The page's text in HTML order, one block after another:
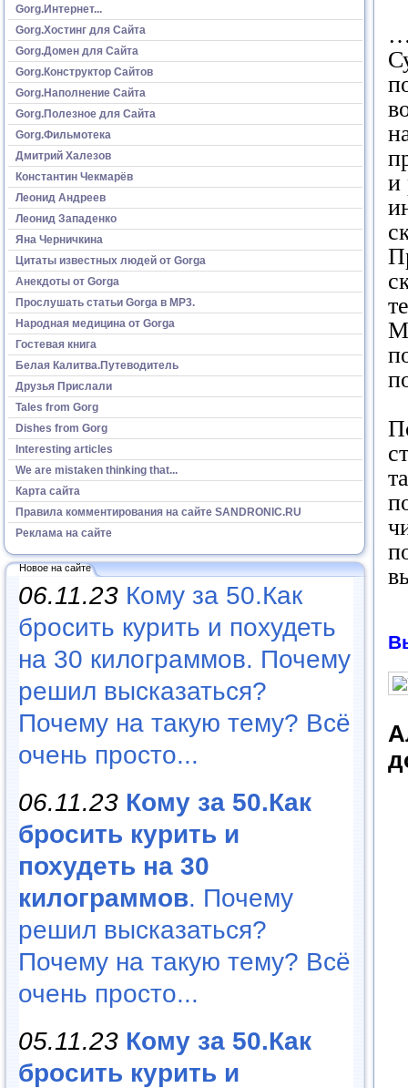
Gorg.Интернет...
Gorg.Хостинг для Сайта
Gorg.Домен для Сайта
Gorg.Конструктор Сайтов
Gorg.Наполнение Сайта
Gorg.Полезное для Сайта
Gorg.Фильмотека
Дмитрий Халезов
Константин Чекмарёв
Леонид Андреев
Леонид Западенко
Яна Черничкина
Цитаты известных людей от Gorga
Анекдоты от Gorga
Прослушать статьи Gorga в МР3.
Народная медицина от Gorga
Гостевая книга
Белая Калитва.Путеводитель
Друзья Прислали
Tales from Gorg
Dishes from Gorg
Interesting articles
We are mistaken thinking that...
Карта сайта
Правила комментирования на сайте SANDRONIC.RU
Реклама на сайте
Новое на сайте
06.11.23 Кому за 50.Как
бросить курить и похудеть
на 30 килограммов. Почему
решил высказаться?
Почему на такую тему? Всё
очень просто...
06.11.23 Кому за 50.Как
бросить курить и
похудеть на 30
килограммов. Почему
решил высказаться?
Почему на такую тему? Всё
очень просто...
05.11.23 Кому за 50.Как
бросить курить и
и